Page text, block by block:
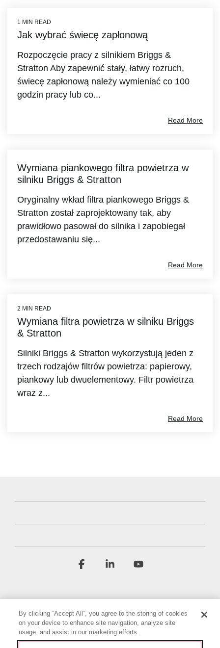
1 MIN READ
Jak wybrać świecę zapłonową
Rozpoczęcie pracy z silnikiem Briggs &
Stratton Aby zapewnić stały, łatwy rozruch,
świecę zapłonową należy wymieniać co 100
godzin pracy lub co...
Read More
Wymiana piankowego filtra powietrza w
silniku Briggs & Stratton
Oryginalny wkład filtra piankowego Briggs &
Stratton został zaprojektowany tak, aby
prawidłowo pasował do silnika i zapobiegał
przedostawaniu się...
Read More
2 MIN READ
Wymiana filtra powietrza w silniku Briggs
& Stratton
Silniki Briggs & Stratton wykorzystują jeden z
trzech rodzajów filtrów powietrza: papierowy,
piankowy lub dwuelementowy. Filtr powietrza
wraz z...
Read More
Facebook Linkedin
By clicking “Accept All”, you agree to the storing of cookies
on your device to enhance site navigation, analyze site
usage, and assist in our marketing efforts.